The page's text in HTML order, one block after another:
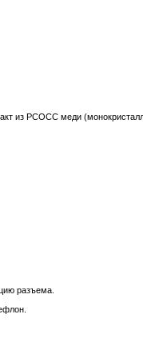
из PCOCC меди
разъема.